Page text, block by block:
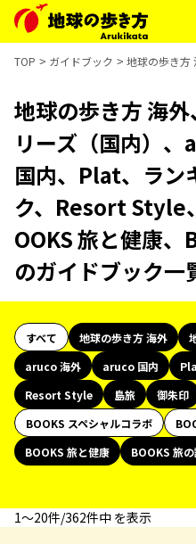
TOP ガイドブック 地球の歩き方
地球の歩き方 海
リーズ（国内）
国内、Plat、ラン
ク、Resort Style
OOKS 旅と健康、
のガイドブック一
すべて 地球の歩き方 海外
aruco 海外
aruco 国内
Resort Style
島旅 御朱印
BOOKS スペシャルコラボ
BOOKS 旅と健康
BOOKS 旅
1〜20件/362件中 を表示